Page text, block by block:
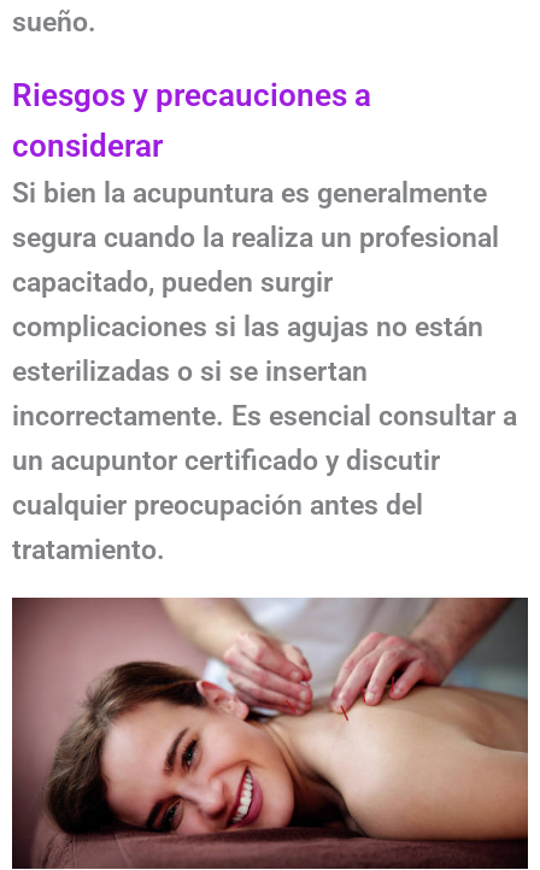
sueño.
Riesgos y precauciones a
considerar
Si bien la acupuntura es generalmente
segura cuando la realiza un profesional
capacitado, pueden surgir
complicaciones si las agujas no están
esterilizadas o si se insertan
incorrectamente. Es esencial consultar a
un acupuntor certificado y discutir
cualquier preocupación antes del
tratamiento.